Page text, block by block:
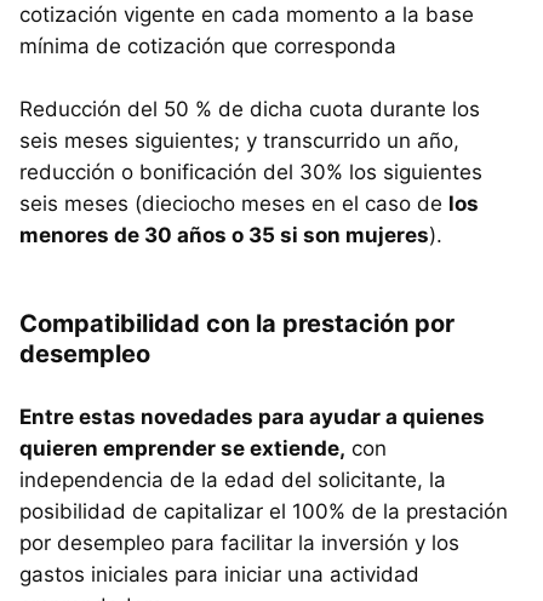
cotización vigente en cada momento a la base
mínima de cotización que corresponda
Reducción del 50 % de dicha cuota durante los
seis meses siguientes; y transcurrido un año,
reducción o bonificación del 30% los siguientes
seis meses (dieciocho meses en el caso de los
menores de 30 años o 35 si son mujeres).
Compatibilidad con la prestación por
desempleo
Entre estas novedades para ayudar a quienes
quieren emprender se extiende, con
independencia de la edad del solicitante, la
posibilidad de capitalizar el 100% de la prestación
por desempleo para facilitar la inversión y los
gastos iniciales para iniciar una actividad